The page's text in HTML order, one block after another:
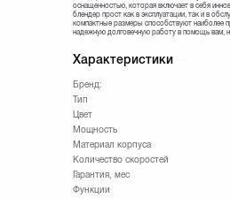
оснащенностью, которая включает в себя
блендер прост как в эксплуатации, так и в
компактные размеры способствуют наиболее
надежную долговечную работу в помощь вам,
Характеристики
Бренд:
Тип
Цвет
Мощность
Материал корпуса
Количество скоростей
Гарантия, мес
Функции